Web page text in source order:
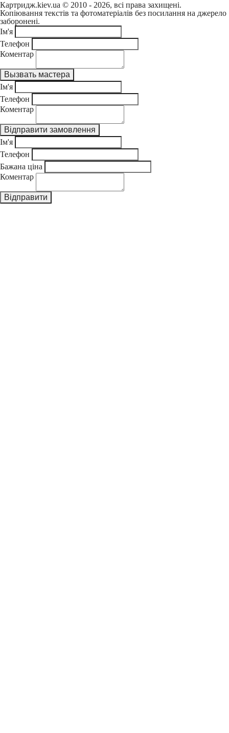
Картридж.kiev.ua © 2010 - 2026, всі права захищені.
Копіювання текстів та фотоматеріалів без посилання на джерело
заборонені.
Ім'я
Телефон
Коментар
Ім'я
Телефон
Коментар
Ім'я
Телефон
Бажана ціна
Коментар